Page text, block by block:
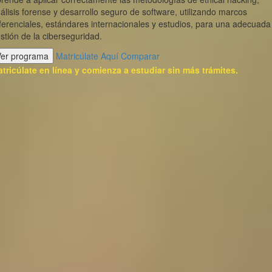
forense y desarrollo seguro de software, utilizando marcos
estándares internacionales y estudios, para una adecuada
de la ciberseguridad.
programa
Matricúlate Aquí Comparar
en línea y comienza a estudiar sin más trámites.